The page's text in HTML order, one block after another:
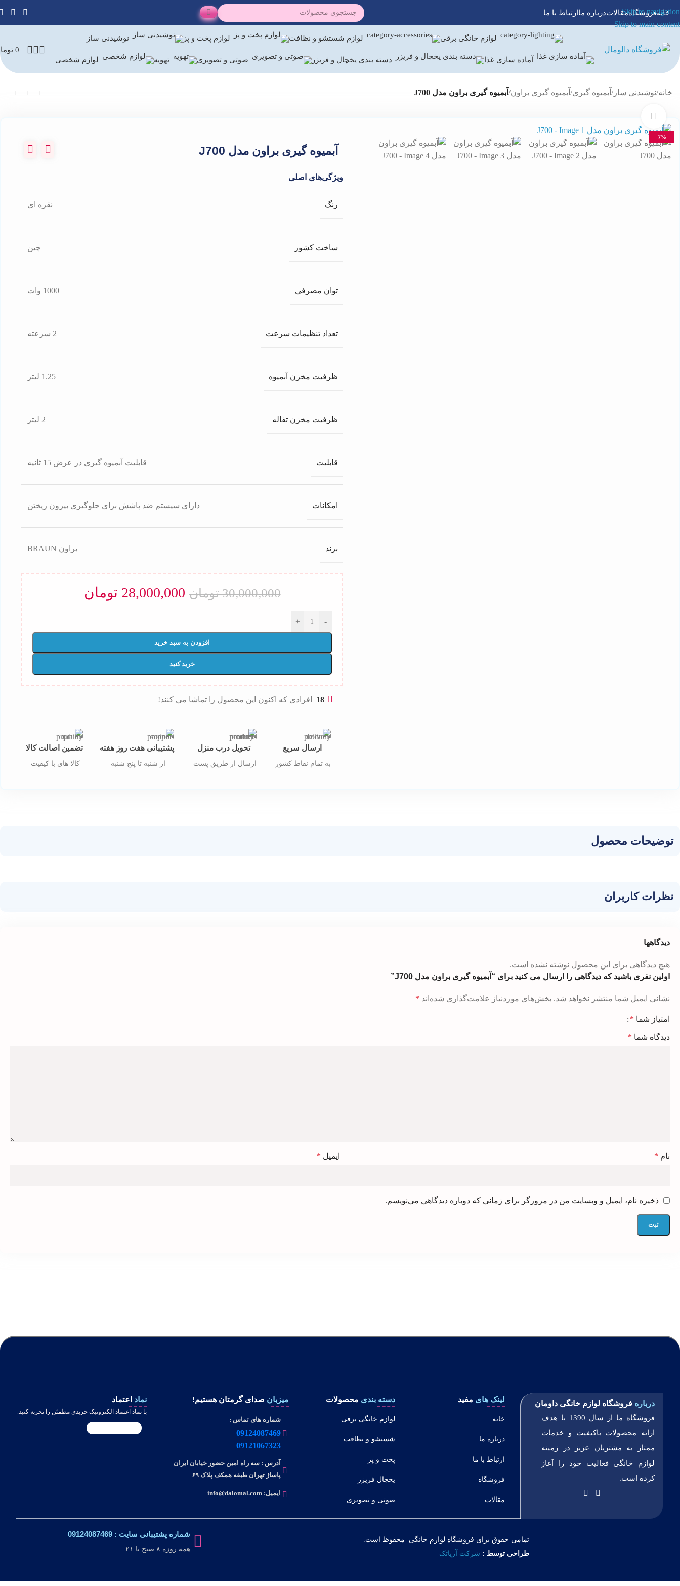
Skip to navigation
Skip to main content
خانهفروشگاهمقالاتدرباره ماارتباط با ما
لوازم خانگی برقی لوازم شستشو و نظافت لوازم پخت و پز نوشیدنی ساز
آماده سازی غذا دسته بندی یخچال و فریزر صوتی و تصویری تهویه لوازم شخصی
0
خانه/نوشیدنی ساز/ آبمیوه گیری/ آبمیوه گیری براون/ آبمیوه گیری براون مدل J700
-7%
آبمیوه گیری براون مدل J700
ویژگی‌های اصلی
رنگ نقره ای
ساخت کشور چین
توان مصرفی 1000 وات
تعداد تنظیمات سرعت 2 سرعته
ظرفیت مخزن آبمیوه 1.25 لیتر
ظرفیت مخزن تفاله 2 لیتر
قابلیت قابلیت آبمیوه گیری در عرض 15 ثانیه
امکانات دارای سیستم ضد پاشش برای جلوگیری بیرون ریختن
برند براون BRAUN
30,000,000 تومان 28,000,000 تومان
-
+
افزودن به سبد خرید
خرید کنید
18 افرادی که اکنون این محصول را تماشا می کنند!
ارسال سریع
به تمام نقاط کشور
تحویل درب منزل
ارسال از طریق پست
پشتیبانی هفت روز هفته
از شنبه تا پنج شنبه
تضمین اصالت کالا
کالا های با کیفیت
توضیحات محصول
نظرات کاربران
دیدگاهها
هیچ دیدگاهی برای این محصول نوشته نشده است.
اولین نفری باشید که دیدگاهی را ارسال می کنید برای “آبمیوه گیری براون مدل J700”
نشانی ایمیل شما منتشر نخواهد شد. بخش‌های موردنیاز علامت‌گذاری شده‌اند *
امتیاز شما *
دیدگاه شما *
نام * ایمیل *
ذخیره نام، ایمیل و وبسایت من در مرورگر برای زمانی که دوباره دیدگاهی می‌نویسم.
درباره فروشگاه لوازم خانگی داومان
فروشگاه ما از سال 1390 با هدف
ارائه محصولات باکیفیت و خدمات
ممتاز به مشتریان عزیز در زمینه
لوازم خانگی فعالیت خود را آغاز
کرده است.
لینک های مفید
خانه
درباره ما
ارتباط با ما
فروشگاه
مقالات
دسته بندی محصولات
لوازم خانگی برقی
شستشو و نظافت
پخت و پز
یخچال فریزر
صوتی و تصویری
میزبان صدای گرمتان هستیم!
شماره های تماس :
09124087469
09121067323
آدرس : سه راه امین حضور خیابان ایران
پاساژ تهران طبقه همکف پلاک ۶۹
ایمیل: info@dalomal.com
نماد اعتماد
با نماد اعتماد الکترونیک خریدی مطمئن را تجربه کنید.
تمامی حقوق برای فروشگاه لوازم خانگی محفوظ است.
طراحی توسط : شرکت آریاتک
شماره پشتیبانی سایت : 09124087469
همه روزه ۸ صبح تا ۲۱